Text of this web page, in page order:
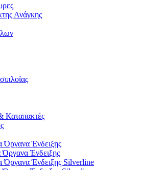
Ανάγκης
Καταπακτές
Ένδειξης
Ένδειξης
Ένδειξης Silverline